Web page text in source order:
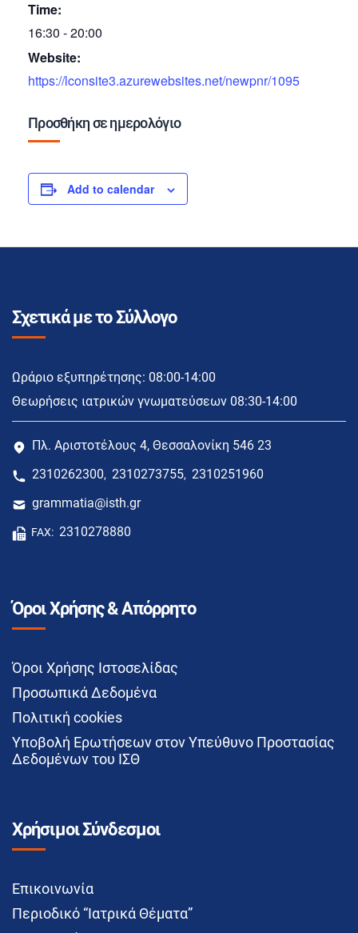
Time:
16:30 - 20:00
Website:
https://lconsite3.azurewebsites.net/newpnr/1095
Προσθήκη σε ημερολόγιο
Add to calendar
Σχετικά με το Σύλλογο
Ωράριο εξυπηρέτησης: 08:00-14:00
Θεωρήσεις ιατρικών γνωματεύσεων 08:30-14:00
Πλ. Αριστοτέλους 4, Θεσσαλονίκη 546 23
2310262300, 2310273755, 2310251960
grammatia@isth.gr
FAX: 2310278880
Όροι Χρήσης & Απόρρητο
Όροι Χρήσης Ιστοσελίδας
Προσωπικά Δεδομένα
Πολιτική cookies
Υποβολή Ερωτήσεων στον Υπεύθυνο Προστασίας
Δεδομένων του ΙΣΘ
Χρήσιμοι Σύνδεσμοι
Επικοινωνία
Περιοδικό “Ιατρικά Θέματα”